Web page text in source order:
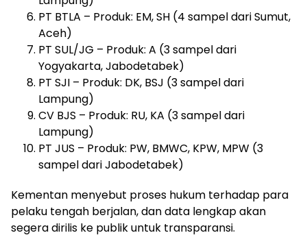
PT BTLA – Produk: EM, SH (4 sampel dari Sumut,
Aceh)
PT SUL/JG – Produk: A (3 sampel dari
Yogyakarta, Jabodetabek)
PT SJI – Produk: DK, BSJ (3 sampel dari
Lampung)
CV BJS – Produk: RU, KA (3 sampel dari
Lampung)
PT JUS – Produk: PW, BMWC, KPW, MPW (3
sampel dari Jabodetabek)
Kementan menyebut proses hukum terhadap para
pelaku tengah berjalan, dan data lengkap akan
segera dirilis ke publik untuk transparansi.